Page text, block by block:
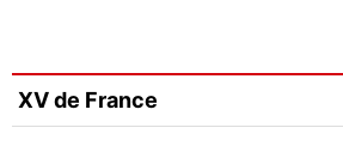
XV de France